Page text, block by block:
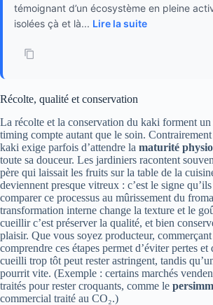
témoignant d’un écosystème en pleine
isolées çà et là... Lire la suite
Récolte, qualité et conservation
La récolte et la conservation du kaki forment
timing compte autant que le soin.
kaki exige parfois d’attendre la maturité
toute sa douceur. Les jardiniers racontent
père qui laissait les fruits sur la table de la
deviennent presque vitreux : c’est le signe
comparer ce processus au mûrissement du
transformation interne change la texture et le
cueillir c’est préserver la qualité, et bien
plaisir. Que vous soyez producteur,
comprendre ces étapes permet d’éviter pertes
cueilli trop tôt peut rester astringent, tandis
pourrit vite. (Exemple : certains marchés
traités pour rester croquants, comme le
commercial traité au CO₂.)